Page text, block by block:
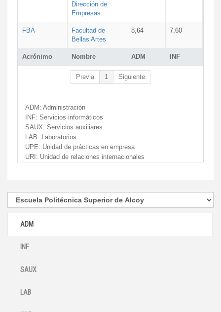
Acrónimo Nombre ADM INF
Dirección de
Empresas
FBA
Facultad de
Bellas Artes
8,64 7,60
Previa 1 Siguiente
ADM: Administración
INF: Servicios informáticos
SAUX: Servicios auxiliares
LAB: Laboratorios
UPE: Unidad de prácticas en empresa
URI: Unidad de relaciones internacionales
ADM
INF
SAUX
LAB